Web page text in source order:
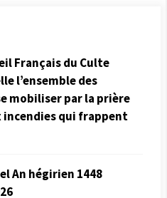
Français du Culte
l’ensemble des
mobiliser par la prière
qui frappent
An hégirien 1448